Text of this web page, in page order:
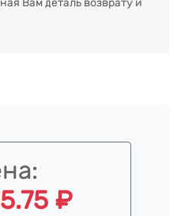
Вам деталь возврату и
₽